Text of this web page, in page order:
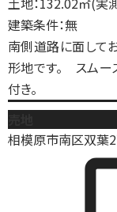
建築条件：無
南側道路に面して
形地です。 スムー
付き。
相模原市南区双